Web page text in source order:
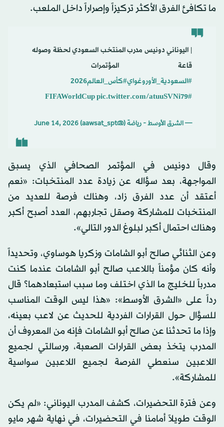
ما تكافئ الفرق الأكثر تركيزاً وإصراراً داخل الملعب.
| اليوناني دونيس مدرب المنتخب السعودي لحظة وصوله
قاعة المؤتمرات ️
#السعودية_الأوروغواي#كأس_العالم2026
#FIFAWorldCup
pic.twitter.com/atuuSVNi79
— الشرق الأوسط - رياضة (@aawsat_spt) June 14, 2026
وقال دونيس في المؤتمر الصحافي الذي يسبق
المواجهة، بعد سؤاله عن زيادة عدد المنتخبات: «نعم
أعتقد أن عدد الفرق زاد، وهناك فرصة للعديد من
المنتخبات للمشاركة وصقل تجاربهم، العدد أصبح أكبر
وهناك احتمال أكبر لبلوغ الدور التالي».
وعن الثنائي صالح أبو الشامات وزكريا هوساوي، وتحديداً
وأنه كان مؤمناً باللاعب صالح أبو الشامات عندما كنت
مدرباً للخليج ما الذي اختلف وما سبب استبعادهما؟ قال
رداً على «الشرق الأوسط»: «هذا ليس الوقت المناسب
للسؤال حول القرارات الفردية للحديث عن لاعب بعينه،
وإذا ما تحدثنا عن صالح أبو الشامات فإنه من المعروف أن
المدرب يتخذ بعض القرارات الصعبة، ورسالتي لجميع
اللاعبين سنعطي الفرصة لجميع اللاعبين سواسية
للمشاركة».
وعن فترة التحضيرات، كشف المدرب اليوناني: «لم يكن
الوقت طويلاً أمامنا في التحضيرات، في نهاية شهر مايو